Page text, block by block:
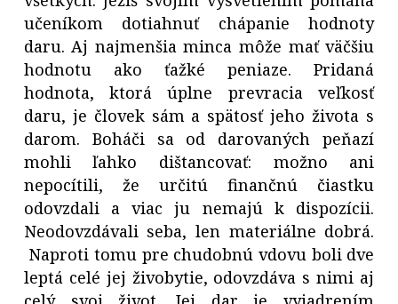
učeníkom dotiahnuť chápanie hodnoty
daru. Aj najmenšia minca môže mať väčšiu
hodnotu ako ťažké peniaze. Pridaná
hodnota, ktorá úplne prevracia veľkosť
daru, je človek sám a spätosť jeho života s
darom. Boháči sa od darovaných peňazí
mohli ľahko dištancovať: možno ani
nepocítili, že určitú finančnú čiastku
odovzdali a viac ju nemajú k dispozícii.
Neodovzdávali seba, len materiálne dobrá.
Naproti tomu pre chudobnú vdovu boli dve
leptá celé jej živobytie, odovzdáva s nimi aj